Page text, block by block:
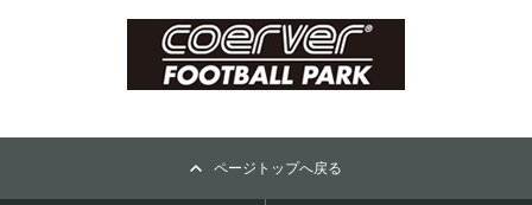
ページトップへ戻る